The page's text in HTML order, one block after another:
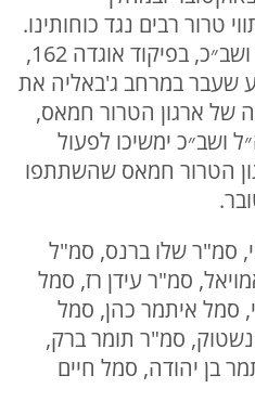
טרור רבים נגד כוחותינו.
בתקיפה נוספת של צה״ל ושב״כ, בפיקוד אוגדה 162,
שעבר במרחב ג'באליה את
של ארגון הטרור חמאס,
ושב״כ ימשיכו לפעול
הטרור חמאס שהשתתפו
סמ"ר שלו ברנס, סמ"ל
סמ"ר עידן רז, סמל
סמל איתמר כהן, סמל
סמ"ר תומר ברק,
בן יהודה, סמל חיים